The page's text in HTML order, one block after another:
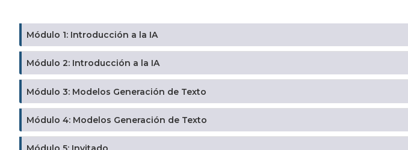
Módulo 1: Introducción a la IA
Módulo 2: Introducción a la IA
Módulo 3: Modelos Generación de Texto
Módulo 4: Modelos Generación de Texto